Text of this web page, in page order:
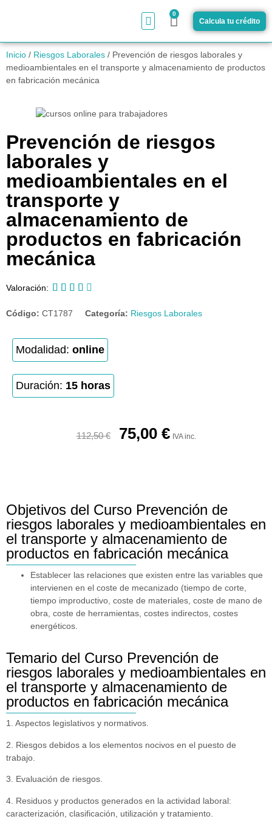
0
Calcula tu crédito
Inicio / Riesgos Laborales / Prevención de riesgos laborales y
medioambientales en el transporte y almacenamiento de productos
en fabricación mecánica
Prevención de riesgos
laborales y
medioambientales en el
transporte y
almacenamiento de
productos en fabricación
mecánica
Valoración:     
Código: CT1787 Categoría: Riesgos Laborales
Modalidad: online
Duración: 15 horas
112,50€ 75,00 € IVA inc.
Objetivos del Curso Prevención de
riesgos laborales y medioambientales en
el transporte y almacenamiento de
productos en fabricación mecánica
Establecer las relaciones que existen entre las variables que
intervienen en el coste de mecanizado (tiempo de corte,
tiempo improductivo, coste de materiales, coste de mano de
obra, coste de herramientas, costes indirectos, costes
energéticos.
Temario del Curso Prevención de
riesgos laborales y medioambientales en
el transporte y almacenamiento de
productos en fabricación mecánica
1. Aspectos legislativos y normativos.
2. Riesgos debidos a los elementos nocivos en el puesto de
trabajo.
3. Evaluación de riesgos.
4. Residuos y productos generados en la actividad laboral:
caracterización, clasificación, utilización y tratamiento.